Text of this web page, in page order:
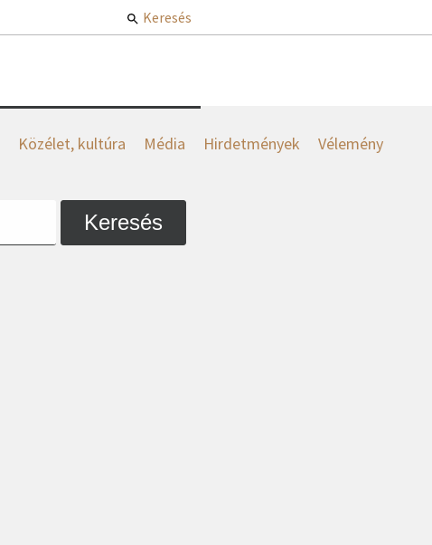
Keresés
Közélet, kultúra Média Hirdetmények Vélemény
Keresés